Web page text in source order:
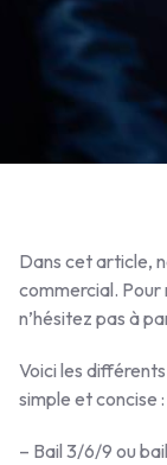
Dans cet article,
commercial.
n’hésitez pas à
Voici les
simple et concise :
– Bail 3/6/9 ou